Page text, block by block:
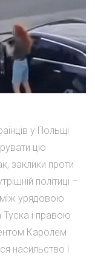
у Польщі
цю
заклики проти
політиці –
урядовою
Туска і правою
Каролем
насильство і